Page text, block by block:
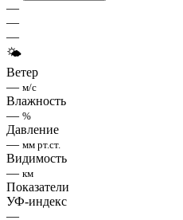
—
—
—
🌤
Ветер
— м/с
Влажность
— %
Давление
— мм рт.ст.
Видимость
— км
Показатели
УФ-индекс
—